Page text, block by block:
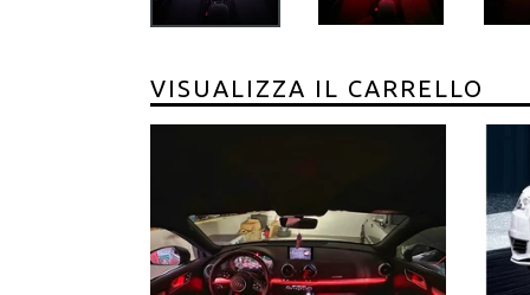
PRECEDENTE
VISUALIZZA IL CARRELLO